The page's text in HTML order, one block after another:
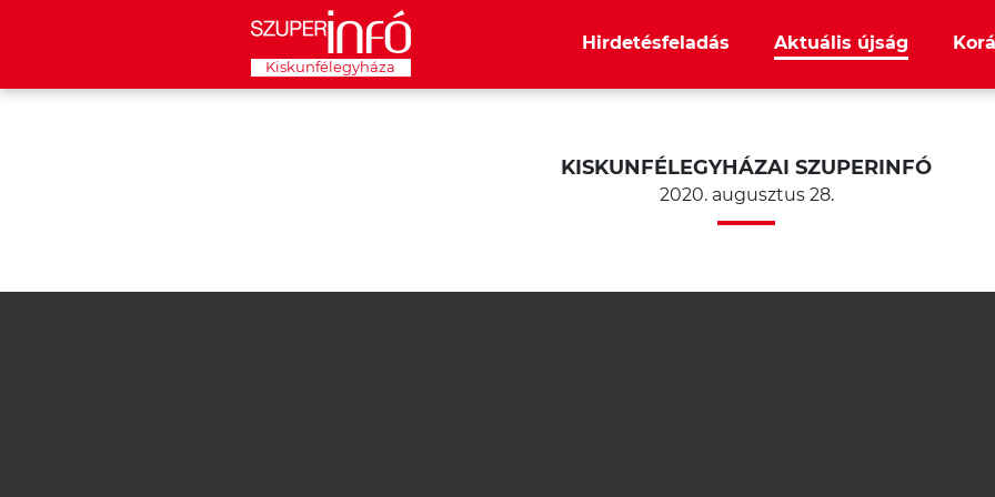
Kiskunfélegyháza
Hirdetésfeladás Aktuális újság
KISKUNFÉLEGYHÁZAI SZUPERINFÓ
2020. augusztus 28.